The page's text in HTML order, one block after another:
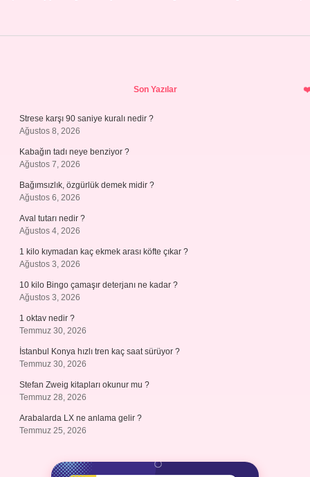
Son Yazılar
Strese karşı 90 saniye kuralı nedir ?
Ağustos 8, 2026
Kabağın tadı neye benziyor ?
Ağustos 7, 2026
Bağımsızlık, özgürlük demek midir ?
Ağustos 6, 2026
Aval tutarı nedir ?
Ağustos 4, 2026
1 kilo kıymadan kaç ekmek arası köfte çıkar ?
Ağustos 3, 2026
10 kilo Bingo çamaşır deterjanı ne kadar ?
Ağustos 3, 2026
1 oktav nedir ?
Temmuz 30, 2026
İstanbul Konya hızlı tren kaç saat sürüyor ?
Temmuz 30, 2026
Stefan Zweig kitapları okunur mu ?
Temmuz 28, 2026
Arabalarda LX ne anlama gelir ?
Temmuz 25, 2026